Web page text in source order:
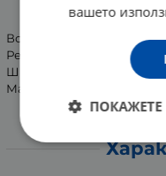
Всяка капсула съдържа:
Рейши 144.0 mg
Шийтаке 89.0 mg
Майтаке 89.0 mg
вашето